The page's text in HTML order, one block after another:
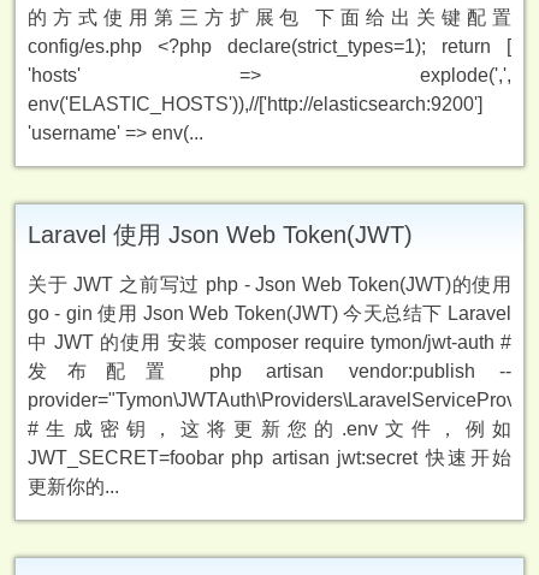
的方式使用第三方扩展包 下面给出关键配置
config/es.php <?php declare(strict_types=1); return [
'hosts' => explode(',',
env('ELASTIC_HOSTS')),//['http://elasticsearch:9200']
'username' => env(...
Laravel 使用 Json Web Token(JWT)
关于 JWT 之前写过 php - Json Web Token(JWT)的使用
go - gin 使用 Json Web Token(JWT) 今天总结下 Laravel
中 JWT 的使用 安装 composer require tymon/jwt-auth #
发布配置 php artisan vendor:publish --
#生成密钥，这将更新您的.env文件，例如
JWT_SECRET=foobar php artisan jwt:secret 快速开始
更新你的...